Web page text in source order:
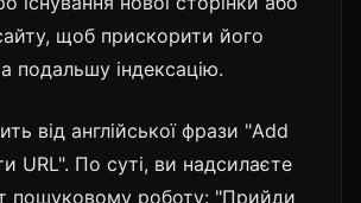
щоб прискорити його
подальшу індексацію.
від англійської фрази "Add
URL". По суті, ви надсилаєте
пошуковому роботу: "Прийди